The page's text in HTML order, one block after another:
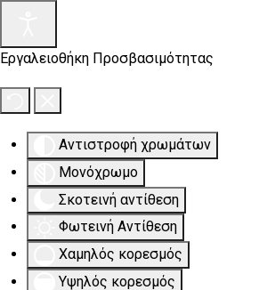
Εργαλειοθήκη Προσβασιμότητας
Αντιστροφή χρωμάτων
Μονόχρωμο
Σκοτεινή αντίθεση
Φωτεινή Αντίθεση
Χαμηλός κορεσμός
Υψηλός κορεσμός